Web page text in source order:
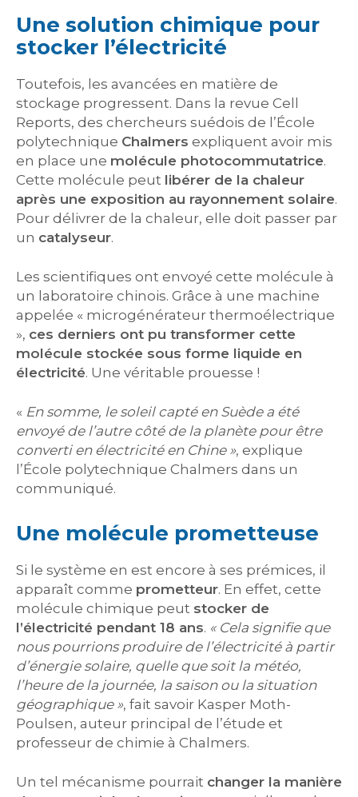
Une solution chimique pour
stocker l’électricité
Toutefois, les avancées en matière de
stockage progressent. Dans la revue Cell
Reports, des chercheurs suédois de l’École
polytechnique Chalmers expliquent avoir mis
en place une molécule photocommutatrice.
Cette molécule peut libérer de la chaleur
après une exposition au rayonnement solaire.
Pour délivrer de la chaleur, elle doit passer par
un catalyseur.
Les scientifiques ont envoyé cette molécule à
un laboratoire chinois. Grâce à une machine
appelée « microgénérateur thermoélectrique
», ces derniers ont pu transformer cette
molécule stockée sous forme liquide en
électricité. Une véritable prouesse !
« En somme, le soleil capté en Suède a été
envoyé de l’autre côté de la planète pour être
converti en électricité en Chine », explique
l’École polytechnique Chalmers dans un
communiqué.
Une molécule prometteuse
Si le système en est encore à ses prémices, il
apparaît comme prometteur. En effet, cette
molécule chimique peut stocker de
l’électricité pendant 18 ans. « Cela signifie que
nous pourrions produire de l’électricité à partir
d’énergie solaire, quelle que soit la météo,
l’heure de la journée, la saison ou la situation
géographique », fait savoir Kasper Moth-
Poulsen, auteur principal de l’étude et
professeur de chimie à Chalmers.
Un tel mécanisme pourrait changer la manière